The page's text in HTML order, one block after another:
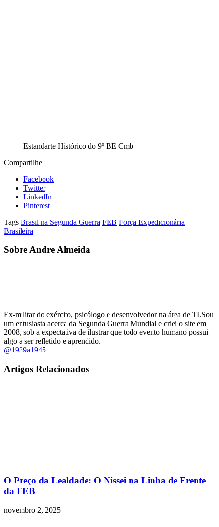
Estandarte Histórico do 9º BE Cmb
Compartilhe
Facebook
Twitter
LinkedIn
Pinterest
Tags Brasil na Segunda Guerra FEB Força Expedicionária
Brasileira
Sobre Andre Almeida
Ex-militar do exército, psicólogo e desenvolvedor na área de TI.Sou
um entusiasta acerca da Segunda Guerra Mundial e criei o site em
2008, sob a expectativa de ilustrar que todo evento humano possui
algo a ser refletido e aprendido.
@1939a1945
Artigos Relacionados
O Preço da Lealdade: O Nissei na Linha de Frente
da FEB
novembro 2, 2025